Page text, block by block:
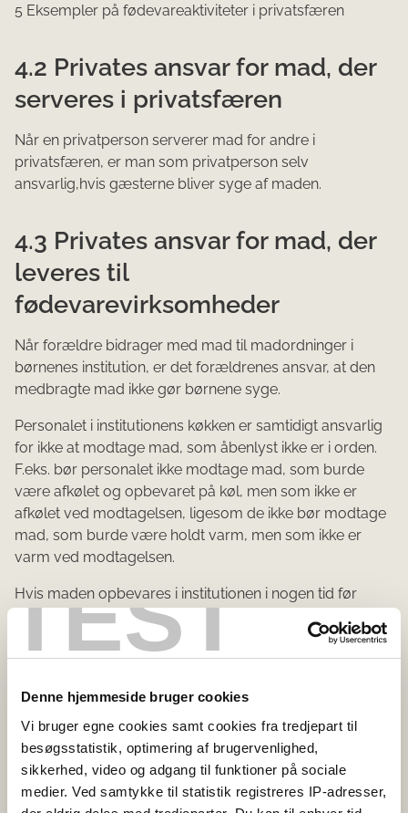
TEST
Denne hjemmeside bruger cookies
Vi bruger egne cookies samt cookies fra tredjepart til
besøgsstatistik, optimering af brugervenlighed,
sikkerhed, video og adgang til funktioner på sociale
medier. Ved samtykke til statistik registreres IP-adresser,
5 Eksempler på fødevareaktiviteter i privatsfæren
4.2 Privates ansvar for mad, der
serveres i privatsfæren
Når en privatperson serverer mad for andre i
privatsfæren, er man som privatperson selv
ansvarlig,hvis gæsterne bliver syge af maden.
4.3 Privates ansvar for mad, der
leveres til
fødevarevirksomheder
Når forældre bidrager med mad til madordninger i
børnenes institution, er det forældrenes ansvar, at den
medbragte mad ikke gør børnene syge.
Personalet i institutionens køkken er samtidigt ansvarlig
for ikke at modtage mad, som åbenlyst ikke er i orden.
F.eks. bør personalet ikke modtage mad, som burde
være afkølet og opbevaret på køl, men som ikke er
afkølet ved modtagelsen, ligesom de ikke bør modtage
mad, som burde være holdt varm, men som ikke er
varm ved modtagelsen.
Hvis maden opbevares i institutionen i nogen tid før
servering, er personalet ansvarlig for at opbevare
maden korrekt, f.eks. på køl eller varmholdt.
detailvirksomheder eller engrosvirksomheder. Både ved
forældres bidrag til madordninger og ved privates
levering til andre fødevarevirksomheder anses
sporbarhed at være opfyldt ved identifikation af
forældre/private. Den private har ansvar for, at maden
ikke er uegnet til at spise, f.eks. at den har været